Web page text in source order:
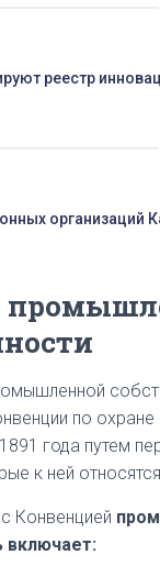
реестр
организаций
по
года путем
к ней
Конвенцией
включает: